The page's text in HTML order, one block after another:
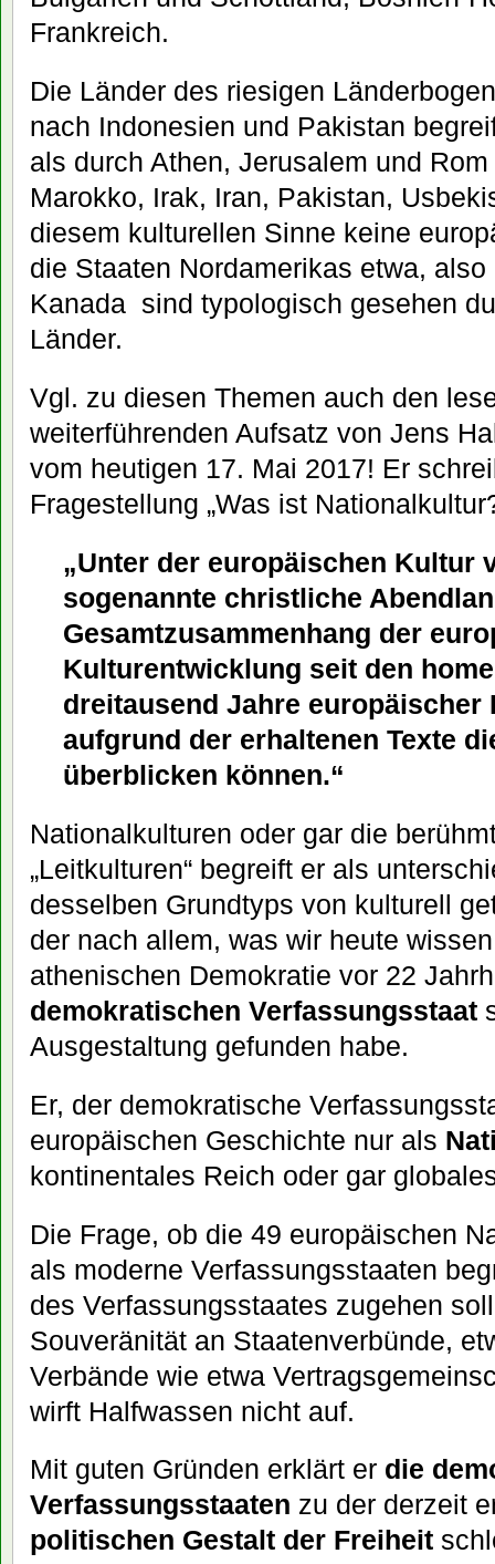
Frankreich.
Die Länder des riesigen
nach Indonesien und Pakistan
als durch Athen, Jerusalem und
Marokko, Irak, Iran, Pakistan,
diesem kulturellen Sinne keine
die Staaten Nordamerikas etwa,
Kanada sind typologisch gesehen
Länder.
Vgl. zu diesen Themen auch den
weiterführenden Aufsatz von Jens
vom heutigen 17. Mai 2017! Er
Fragestellung „Was ist
„Unter der europäischen Kultur
sogenannte christliche
Gesamtzusammenhang der
Kulturentwicklung seit den
dreitausend Jahre europäischer
aufgrund der erhaltenen Texte
überblicken können.“
Nationalkulturen oder gar die
„Leitkulturen“ begreift er als
desselben Grundtyps von kulturell
der nach allem, was wir heute
athenischen Demokratie vor 22
demokratischen Verfassungsstaat
Ausgestaltung gefunden habe.
Er, der demokratische
europäischen Geschichte nur als
kontinentales Reich oder gar
Die Frage, ob die 49 europäischen
als moderne Verfassungsstaaten
des Verfassungsstaates zugehen
Souveränität an Staatenverbünde,
Verbände wie etwa
wirft Halfwassen nicht auf.
Mit guten Gründen erklärt er die
Verfassungsstaaten zu der derzeit
politischen Gestalt der Freiheit